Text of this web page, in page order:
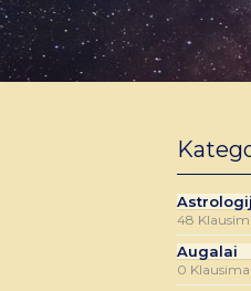
48
Augalai
0 Klausimai